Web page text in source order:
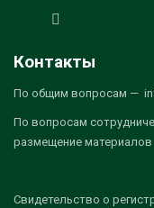
Контакты
По общим вопросам —
По вопросам
размещение
Свидетельство о